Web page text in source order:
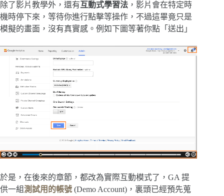
除了影片教學外，還有互動式學習法 ，影片會在特定時
機時停下來，等待你進行點擊等操作，不過這畢竟只是
模擬的畫面，沒有真實感。例如下圖等著你點「送出」
於是，在後來的章節，都改為實際互動模式了，GA 提
供一組測試用的帳號 (Demo Account)，裏頭已經預先蒐